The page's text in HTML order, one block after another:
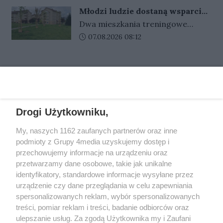
Karol Gliwiński rozmawiał z
Ireneuszem Maciejem Zmorą.
była poważna, a niewłaściwy ruch
mógł mieć tragiczne
konsekwencje. Na miejscu
interwencję.
Młodzi ludzie dostaną wsparcie
na starcie w dorosłość. Nowe
rozwiązanie w Gorzowie
Dwa mieszkania treningowe
powstaną na osiedlu GTBS na
Społecznego i Centrum Usług
Społecznych podpisały
porozumienie, które ma ułatwić
im wejście w samodzielne, dorosłe
życie.
Data dodania artykułu:
07.08.2026 08:12
REKLAMA
Drogi Użytkowniku,
My, naszych 1162 zaufanych partnerów oraz inne
podmioty z Grupy 4media uzyskujemy dostęp i
przechowujemy informacje na urządzeniu oraz
przetwarzamy dane osobowe, takie jak unikalne
identyfikatory, standardowe informacje wysyłane przez
urządzenie czy dane przeglądania w celu zapewniania
spersonalizowanych reklam, wybór spersonalizowanych
treści, pomiar reklam i treści, badanie odbiorców oraz
ulepszanie usług. Za zgodą Użytkownika my i Zaufani